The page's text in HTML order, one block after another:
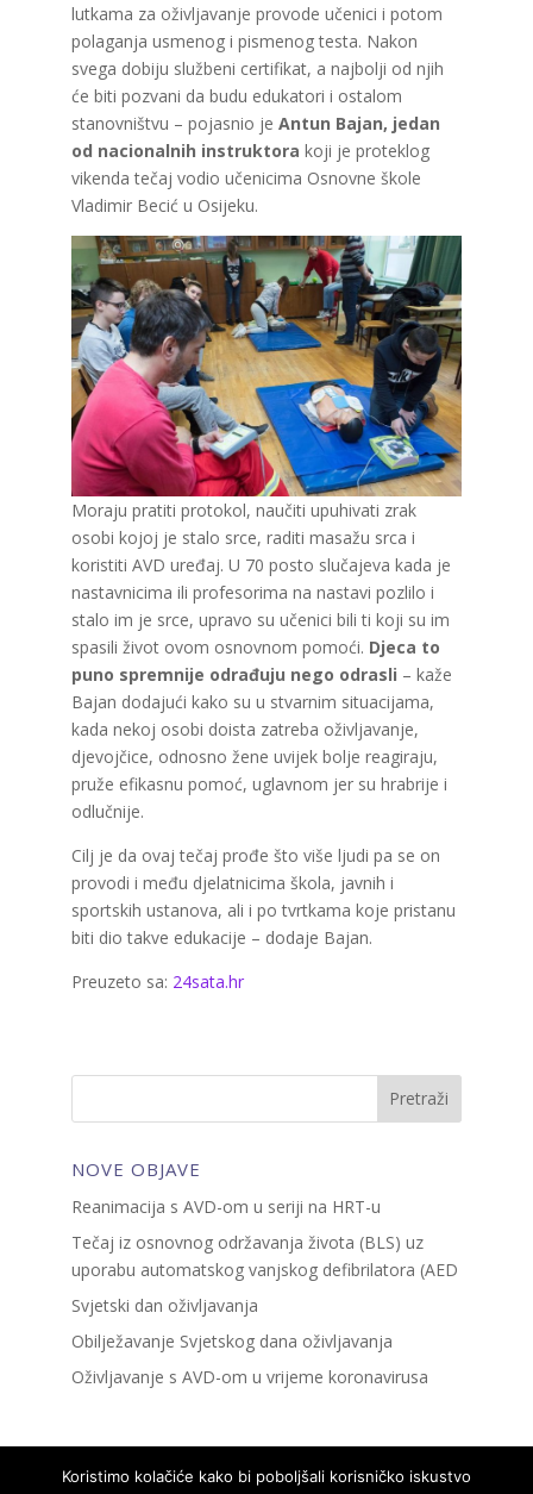
lutkama za oživljavanje provode učenici i potom
polaganja usmenog i pismenog testa. Nakon
svega dobiju službeni certifikat, a najbolji od njih
će biti pozvani da budu edukatori i ostalom
stanovništvu – pojasnio je Antun Bajan, jedan
od nacionalnih instruktora koji je proteklog
vikenda tečaj vodio učenicima Osnovne škole
Vladimir Becić u Osijeku.
Moraju pratiti protokol, naučiti upuhivati zrak
osobi kojoj je stalo srce, raditi masažu srca i
koristiti AVD uređaj. U 70 posto slučajeva kada je
nastavnicima ili profesorima na nastavi pozlilo i
stalo im je srce, upravo su učenici bili ti koji su im
spasili život ovom osnovnom pomoći. Djeca to
puno spremnije odrađuju nego odrasli – kaže
Bajan dodajući kako su u stvarnim situacijama,
kada nekoj osobi doista zatreba oživljavanje,
djevojčice, odnosno žene uvijek bolje reagiraju,
pruže efikasnu pomoć, uglavnom jer su hrabrije i
odlučnije.
Cilj je da ovaj tečaj prođe što više ljudi pa se on
provodi i među djelatnicima škola, javnih i
sportskih ustanova, ali i po tvrtkama koje pristanu
biti dio takve edukacije – dodaje Bajan.
Preuzeto sa: 24sata.hr
NOVE OBJAVE
Reanimacija s AVD-om u seriji na HRT-u
Tečaj iz osnovnog održavanja života (BLS) uz
uporabu automatskog vanjskog defibrilatora (AED
Svjetski dan oživljavanja
Obilježavanje Svjetskog dana oživljavanja
Oživljavanje s AVD-om u vrijeme koronavirusa
Koristimo kolačiće kako bi poboljšali korisničko iskustvo